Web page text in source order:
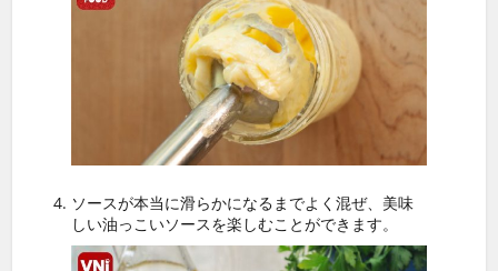
ソースが本当に滑らかになるまでよく混ぜ、美味
しい油っこいソースを楽しむことができます。